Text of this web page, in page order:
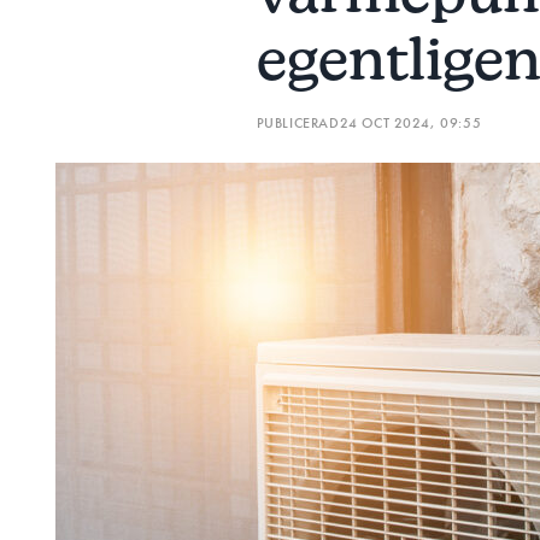
PUBLICERAD24 OCT 2024, 09:55